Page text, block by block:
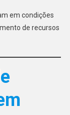
em condições
de recursos